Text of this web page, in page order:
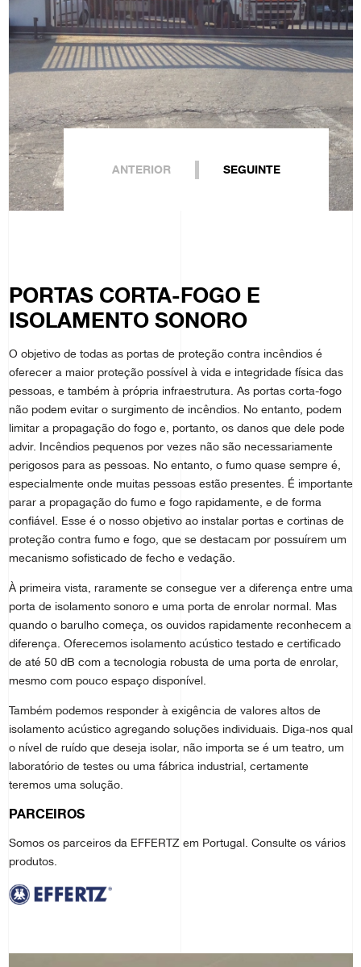
ANTERIOR SEGUINTE
PORTAS CORTA-FOGO E
ISOLAMENTO SONORO
O objetivo de todas as portas de proteção contra incêndios é
oferecer a maior proteção possível à vida e integridade física das
pessoas, e também à própria infraestrutura. As portas corta-fogo
não podem evitar o surgimento de incêndios. No entanto, podem
limitar a propagação do fogo e, portanto, os danos que dele pode
advir. Incêndios pequenos por vezes não são necessariamente
perigosos para as pessoas. No entanto, o fumo quase sempre é,
especialmente onde muitas pessoas estão presentes. É importante
parar a propagação do fumo e fogo rapidamente, e de forma
confiável. Esse é o nosso objetivo ao instalar portas e cortinas de
proteção contra fumo e fogo, que se destacam por possuírem um
mecanismo sofisticado de fecho e vedação.
À primeira vista, raramente se consegue ver a diferença entre uma
porta de isolamento sonoro e uma porta de enrolar normal. Mas
quando o barulho começa, os ouvidos rapidamente reconhecem a
diferença. Oferecemos isolamento acústico testado e certificado
de até 50 dB com a tecnologia robusta de uma porta de enrolar,
mesmo com pouco espaço disponível.
Também podemos responder à exigência de valores altos de
isolamento acústico agregando soluções individuais. Diga-nos qual
o nível de ruído que deseja isolar, não importa se é um teatro, um
laboratório de testes ou uma fábrica industrial, certamente
teremos uma solução.
PARCEIROS
Somos os parceiros da EFFERTZ em Portugal. Consulte os vários
produtos.